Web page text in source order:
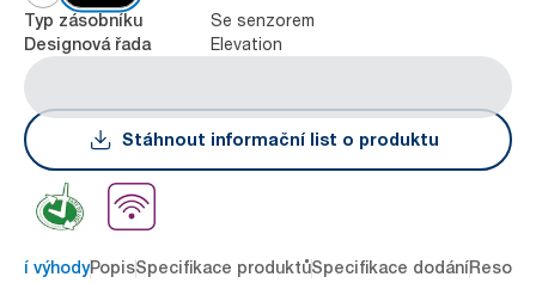
Typ zásobníku Se senzorem
Designová řada Elevation
Stáhnout informační list o produktu
výhodyPopisSpecifikace produktůSpecifikace dodání